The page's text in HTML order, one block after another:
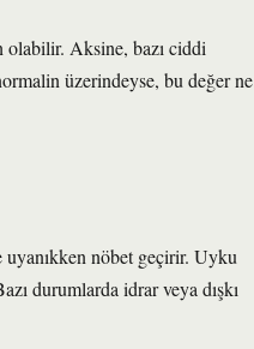
olabilir. Aksine, bazı ciddi
üzerindeyse, bu değer ne
nöbet geçirir. Uyku
durumlarda idrar veya dışkı